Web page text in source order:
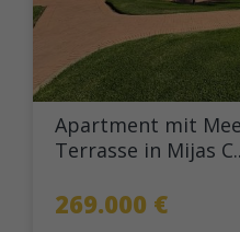
Apartment mit
Terrasse in Mijas
269.000 €